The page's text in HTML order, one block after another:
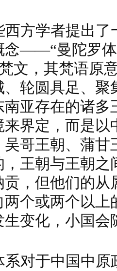
方学者提出了
念——“曼陀罗
文，其梵语原
轮圆具足、聚
亚存在的诸多
界定，而是以
哥王朝、蒲甘
王朝与王朝之
，但他们的从
个或两个以上
生变化，小国
对于中国中原